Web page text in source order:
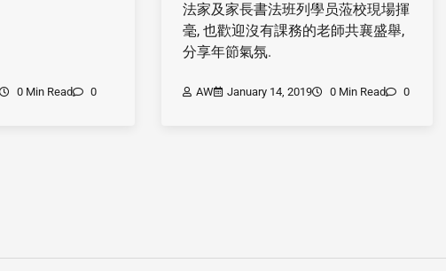
0 Min Read 0
法家及家長書法班列學员蒞校現場揮
毫, 也歡迎沒有課務的老師共襄盛舉,
分享年節氣氛.
AW January 14, 2019 0 Min Read 0